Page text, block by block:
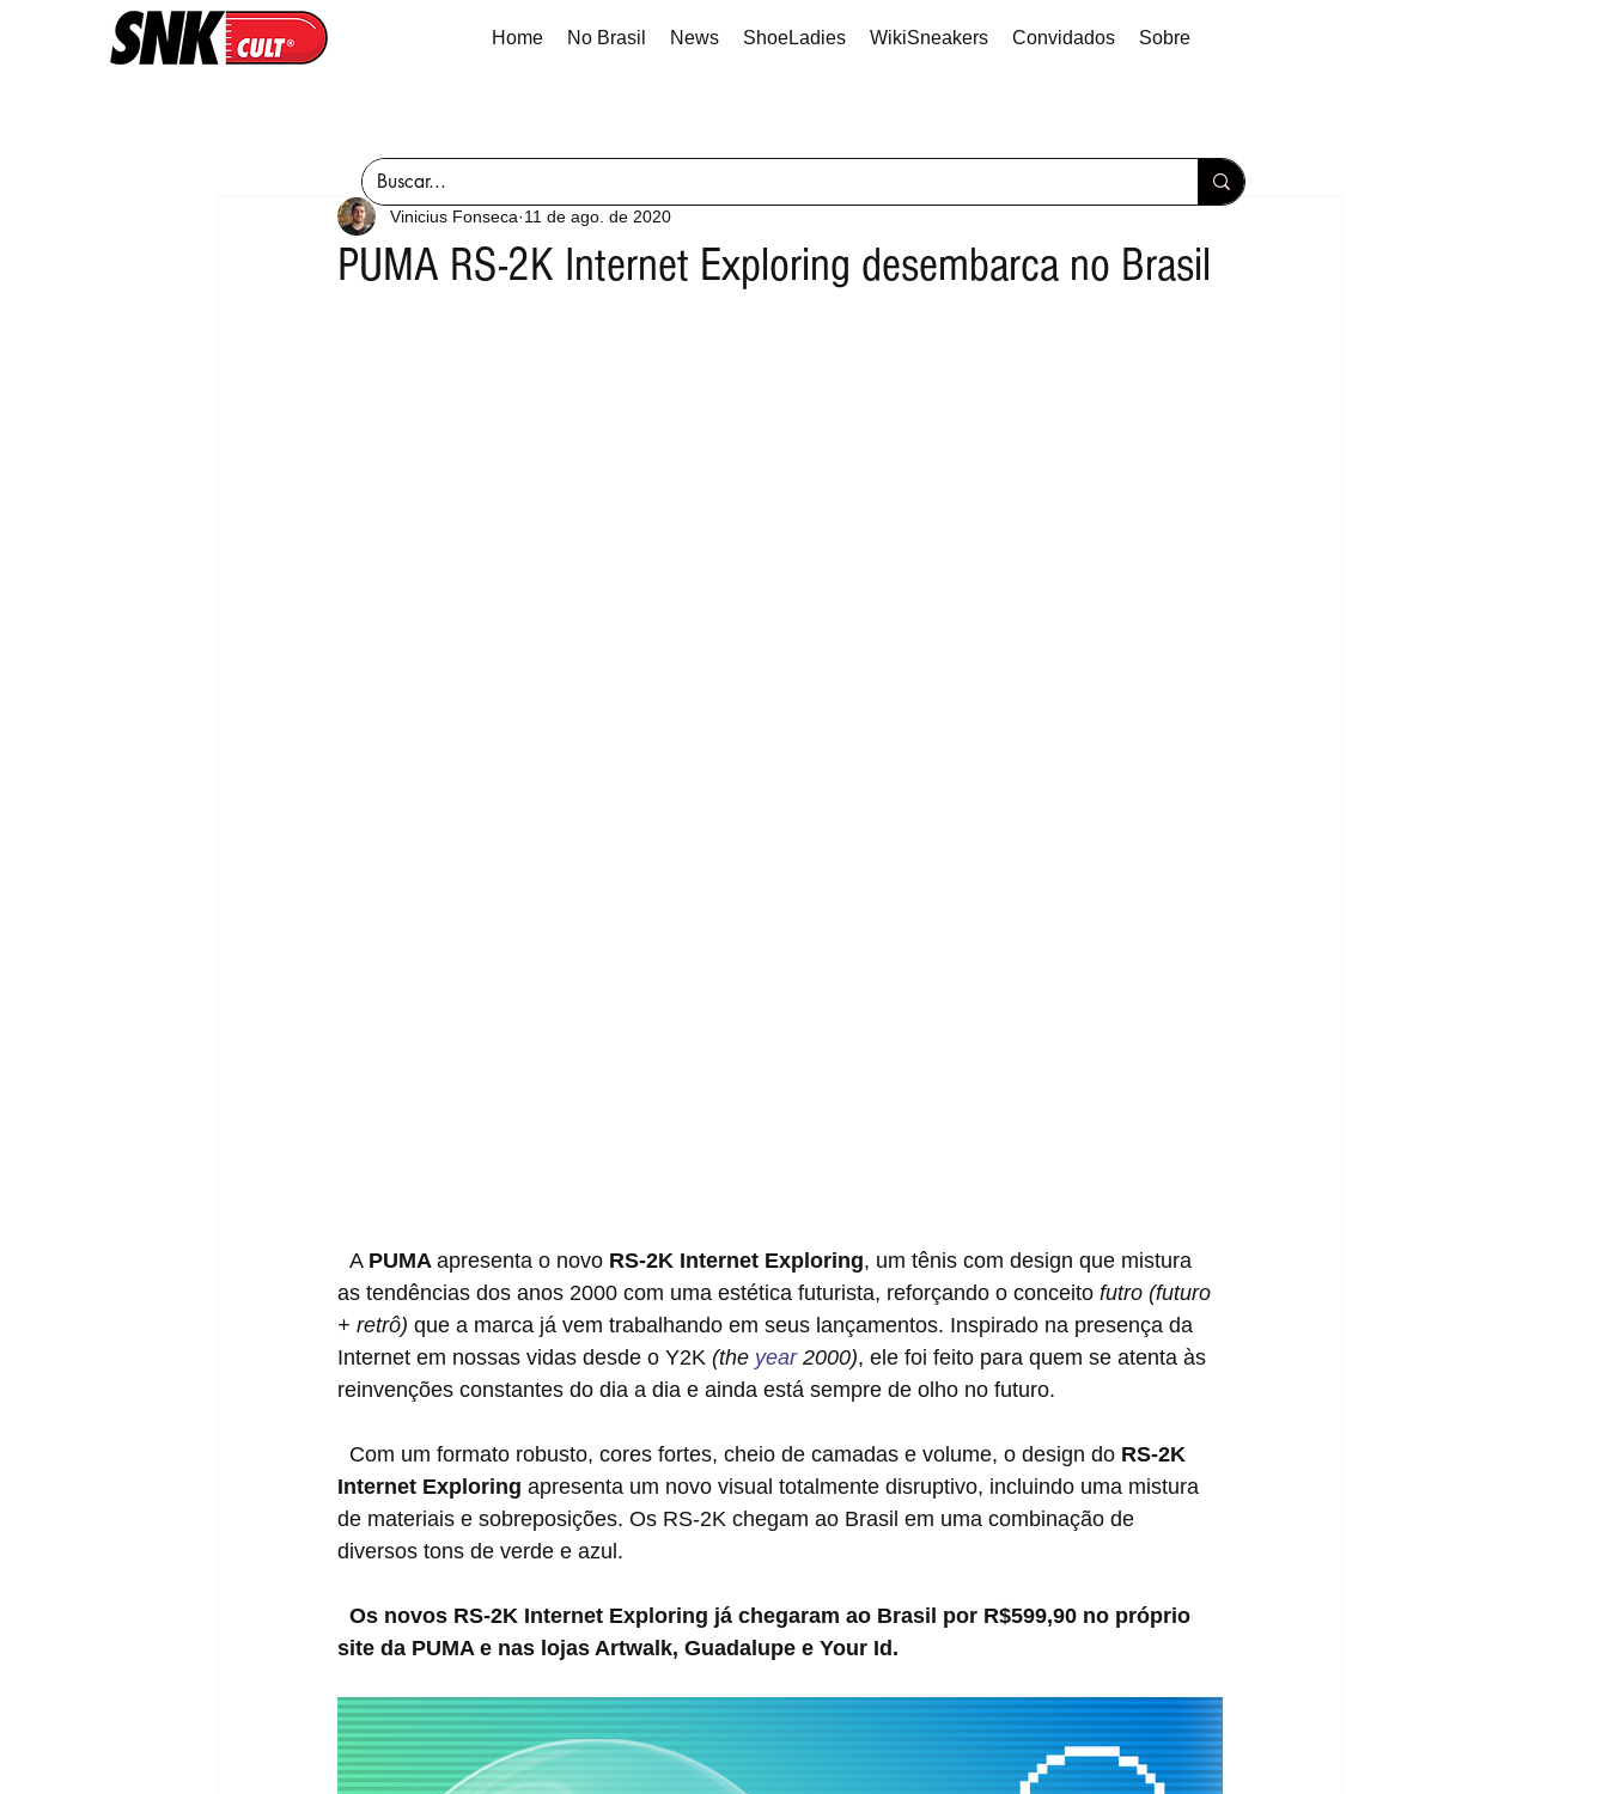
Home No Brasil News ShoeLadies WikiSneakers Convidados Sobre
PUMA RS-2K Internet Exploring desembarca no Brasil
Vinicius Fonseca 11 de ago. de 2020
  A
PUMA apresenta o novo RS-2K Internet Exploring, um tênis com design que mistura
as tendências dos anos 2000 com uma estética futurista, reforçando o conceito futro (futuro
+ retrô) que a marca já vem trabalhando em seus lançamentos. Inspirado na presença da
Internet em nossas vidas desde o Y2K (the year 2000), ele foi feito para quem se atenta às
reinvenções constantes do dia a dia e ainda está sempre de olho no futuro.
  Com um formato robusto, cores fortes, cheio de camadas e volume, o design do
RS-2K
Internet Exploring apresenta um novo visual totalmente disruptivo, incluindo uma mistura
de materiais e sobreposições. Os RS-2K chegam ao Brasil em uma combinação de
diversos tons de verde e azul.
Os novos RS-2K Internet Exploring já chegaram ao Brasil por R$599,90 no próprio
site da PUMA e nas lojas Artwalk, Guadalupe e Your Id.